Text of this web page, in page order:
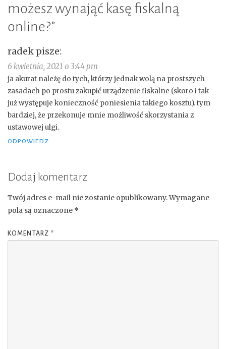
możesz wynająć kasę fiskalną
online?”
radek pisze:
6 kwietnia, 2021 o 3:44 pm
ja akurat należę do tych, którzy jednak wolą na prostszych
zasadach po prostu zakupić urządzenie fiskalne (skoro i tak
już występuje konieczność poniesienia takiego kosztu). tym
bardziej, że przekonuje mnie możliwość skorzystania z
ustawowej ulgi.
ODPOWIEDZ
Dodaj komentarz
Twój adres e-mail nie zostanie opublikowany.Wymagane
pola są oznaczone *
KOMENTARZ *